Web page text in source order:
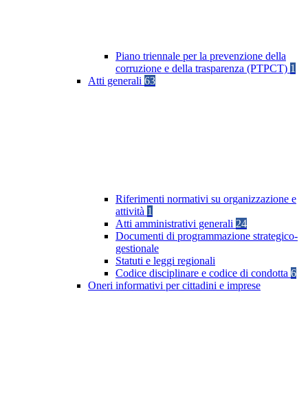
Piano triennale per la prevenzione della
corruzione e della trasparenza (PTPCT) 1
Atti generali 63
Riferimenti normativi su organizzazione e
attività 1
Atti amministrativi generali 24
Documenti di programmazione strategico-
gestionale
Statuti e leggi regionali
Codice disciplinare e codice di condotta 6
Oneri informativi per cittadini e imprese